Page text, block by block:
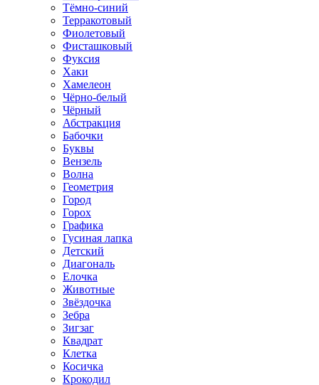
Тёмно-синий
Терракотовый
Фиолетовый
Фисташковый
Фуксия
Хаки
Хамелеон
Чёрно-белый
Чёрный
Абстракция
Бабочки
Буквы
Вензель
Волна
Геометрия
Город
Горох
Графика
Гусиная лапка
Детский
Диагональ
Елочка
Животные
Звёздочка
Зебра
Зигзаг
Квадрат
Клетка
Косичка
Крокодил